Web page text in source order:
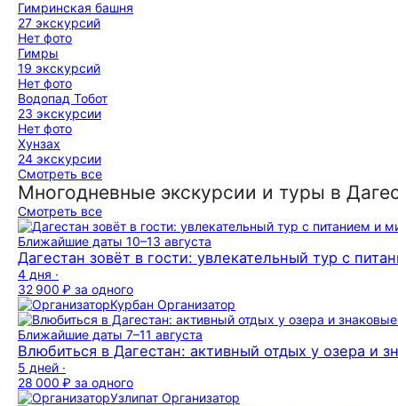
Гимринская башня
27 экскурсий
Нет фото
Гимры
19 экскурсий
Нет фото
Водопад Тобот
23 экскурсии
Нет фото
Хунзах
24 экскурсии
Смотреть все
Многодневные экскурсии и туры в
Смотреть все
Ближайшие даты 10–13 августа
Дагестан зовёт в гости: увлекательный тур с
4 дня ·
32 900 ₽ за одного
Курбан Организатор
Ближайшие даты 7–11 августа
Влюбиться в Дагестан: активный отдых у озера и
5 дней ·
28 000 ₽ за одного
Узлипат Организатор